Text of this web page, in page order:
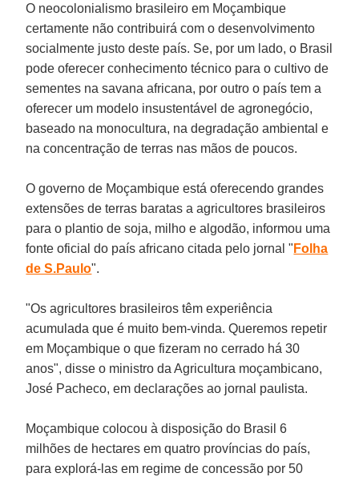
O neocolonialismo brasileiro em Moçambique
certamente não contribuirá com o desenvolvimento
socialmente justo deste país. Se, por um lado, o Brasil
pode oferecer conhecimento técnico para o cultivo de
sementes na savana africana, por outro o país tem a
oferecer um modelo insustentável de agronegócio,
baseado na monocultura, na degradação ambiental e
na concentração de terras nas mãos de poucos.
O governo de Moçambique está oferecendo grandes
extensões de terras baratas a agricultores brasileiros
para o plantio de soja, milho e algodão, informou uma
fonte oficial do país africano citada pelo jornal " Folha
de S.Paulo".
"Os agricultores brasileiros têm experiência
acumulada que é muito bem-vinda. Queremos repetir
em Moçambique o que fizeram no cerrado há 30
anos", disse o ministro da Agricultura moçambicano,
José Pacheco, em declarações ao jornal paulista.
Moçambique colocou à disposição do Brasil 6
milhões de hectares em quatro províncias do país,
para explorá-las em regime de concessão por 50